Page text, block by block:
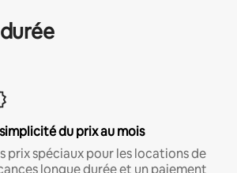
du prix au mois
prix spéciaux pour les locations de
longue durée et un paiement